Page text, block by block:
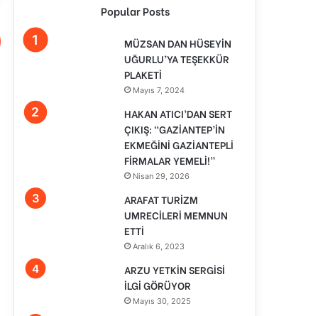
Popular Posts
MÜZSAN DAN HÜSEYİN
UĞURLU’YA TEŞEKKÜR
PLAKETİ
Mayıs 7, 2024
HAKAN ATICI’DAN SERT
ÇIKIŞ: “GAZİANTEP’İN
EKMEĞİNİ GAZİANTEPLİ
FİRMALAR YEMELİ!”
Nisan 29, 2026
ARAFAT TURİZM
UMRECİLERİ MEMNUN
ETTİ
Aralık 6, 2023
ARZU YETKİN SERGİSİ
İLGİ GÖRÜYOR
Mayıs 30, 2025